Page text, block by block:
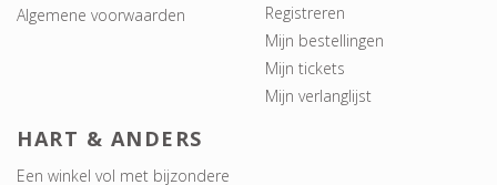
Algemene voorwaarden
Registreren
Mijn bestellingen
Mijn tickets
Mijn verlanglijst
HART & ANDERS
Een winkel vol met bijzondere